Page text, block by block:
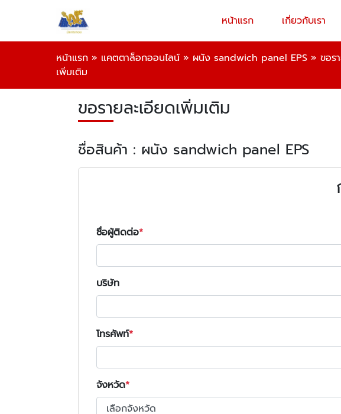
หน้าแรก เกี่ยวกับเรา
หน้าแรก » แคตตาล็อกออนไลน์ » ผนัง sandwich panel EPS » ขอร
เพิ่มเติม
ขอรายละเอียดเพิ่มเติม
ชื่อสินค้า : ผนัง sandwich panel EPS
ชื่อผู้ติดต่อ
บริษัท
โทรศัพท์
จังหวัด